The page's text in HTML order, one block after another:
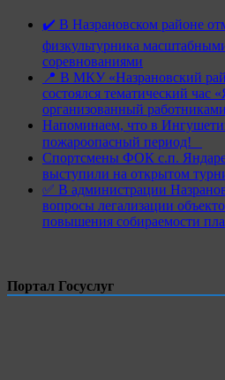
✔️ В Назрановском районе
физкультурника
соревнованиями
📍 В МКУ «Назрановский
состоялся тематический
организованный
Напоминаем, что в
пожароопасный период!⁣⁣⠀
Спортсмены ФОК с.п.
выступили на открытом
✅ В администрации
вопросы легализации
повышения собираемости
Портал Госуслуг